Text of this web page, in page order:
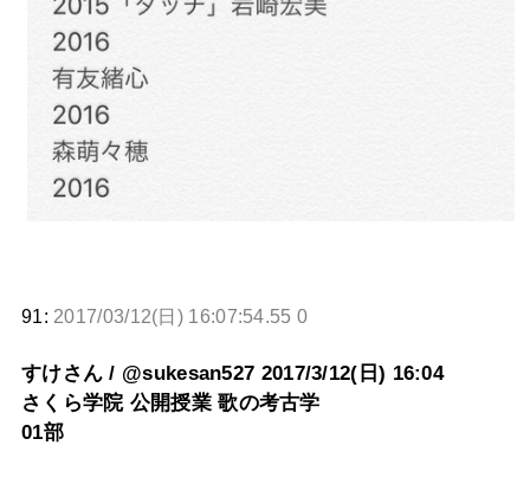
91: 2017/03/12(日) 16:07:54.55 0
すけさん / @sukesan527 2017/3/12(日) 16:04
さくら学院 公開授業 歌の考古学
01部